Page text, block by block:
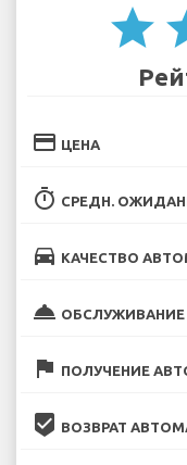
star
credit_card ЦЕНА
timer СРЕДН.
directions_car КАЧЕСТВО
room_service ОБСЛУЖИВАНИЕ
flag ПОЛУЧЕНИЕ
beenhere ВОЗВРАТ